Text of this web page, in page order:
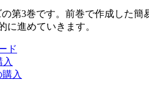
第3巻です。前巻で作成した
に進めていきます。
ド
入